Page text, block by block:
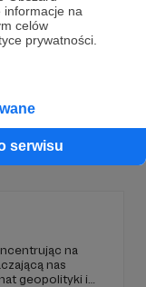
informacje na
celów
prywatności.
serwisu
na
nas
geopolityki i